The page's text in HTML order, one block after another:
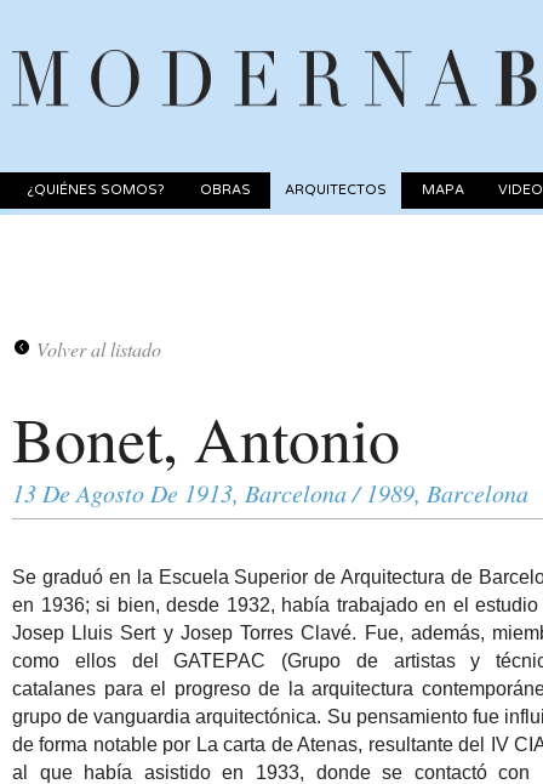
¿QUIÉNES SOMOS? OBRAS ARQUITECTOS MAPA
Volver al listado
Bonet, Antonio
13 De Agosto De 1913, Barcelona / 1989, Barcelona
Se graduó en la Escuela Superior de Arquitectura de
en 1936; si bien, desde 1932, había trabajado en el estudio
Josep Lluis Sert y Josep Torres Clavé. Fue, además,
como ellos del GATEPAC (Grupo de artistas y
catalanes para el progreso de la arquitectura
grupo de vanguardia arquitectónica. Su pensamiento fue
de forma notable por La carta de Atenas, resultante del IV
al que había asistido en 1933, donde se contactó con